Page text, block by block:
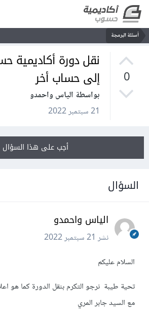
أسئلة البرمجة
0
نقل دورة
إلى حساب أخر
بواسطة الياس واحمدو
21 سبتمبر 2022
أجب على هذا السؤال
السؤال
الياس واحمدو
نشر21 سبتمبر 2022
السلام عليكم
تحية طيبة نرجو التكرم بنقل الدورة كما هو
مع السيد جابر المري